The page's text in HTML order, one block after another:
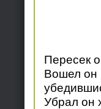
Пересек
Вошел он
Убрал он